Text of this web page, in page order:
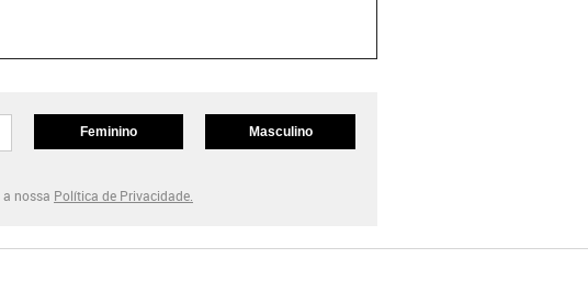
Feminino Masculino
a nossa Política de Privacidade.